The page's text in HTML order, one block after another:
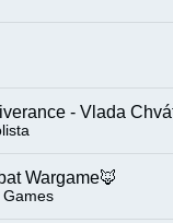
- Vlada
Wargame🦊
Games